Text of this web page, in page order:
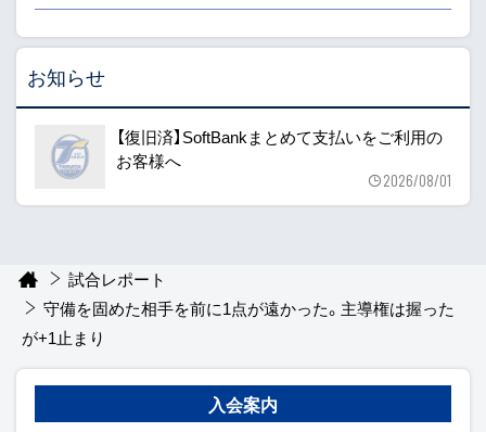
お知らせ
【復旧済】SoftBankまとめて支払いをご利用の
お客様へ
2026/08/01
試合レポート
守備を固めた相手を前に1点が遠かった。主導権は握った
が+1止まり
入会案内